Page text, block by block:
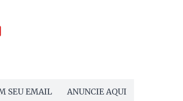
SEU EMAIL ANUNCIE AQUI